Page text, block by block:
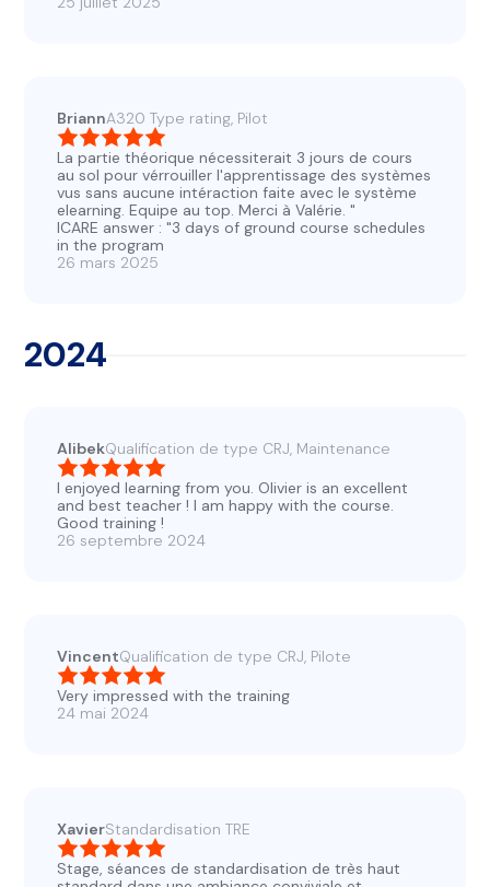
BriannA320 Type rating, Pilot
La partie théorique nécessiterait 3 jours de cours
au sol pour vérrouiller l'apprentissage des systèmes
vus sans aucune intéraction faite avec le système
elearning. Equipe au top. Merci à Valérie. "
ICARE answer : "3 days of ground course schedules
in the program
26 mars 2025
2024
AlibekQualification de type CRJ, Maintenance
I enjoyed learning from you. Olivier is an excellent
and best teacher ! I am happy with the course.
Good training !
26 septembre 2024
VincentQualification de type CRJ, Pilote
Very impressed with the training
24 mai 2024
XavierStandardisation TRE
Stage, séances de standardisation de très haut